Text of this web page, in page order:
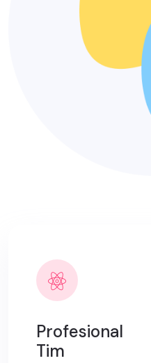
Profesional
Tim